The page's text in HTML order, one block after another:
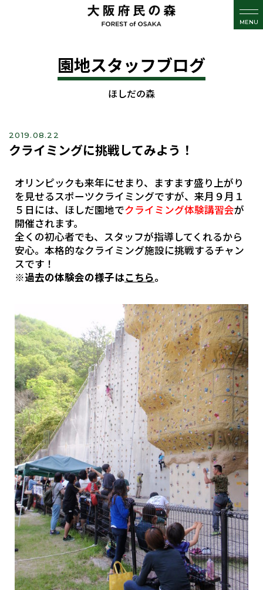
MENU
園地スタッフブログ
ほしだの森
2019.08.22
クライミングに挑戦してみよう！
オリンピックも来年にせまり、ますます盛り上がり
を見せるスポーツクライミングですが、来月９月１
５日には、ほしだ園地でクライミング体験講習会が
開催されます。
全くの初心者でも、スタッフが指導してくれるから
安心。本格的なクライミング施設に挑戦するチャン
スです！
※過去の体験会の様子はこちら。